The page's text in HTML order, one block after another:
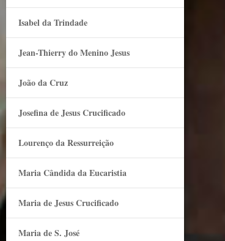
Isabel da Trindade
Jean-Thierry do Menino Jesus
João da Cruz
Josefina de Jesus Crucificado
Lourenço da Ressurreição
Maria Cândida da Eucaristia
Maria de Jesus Crucificado
Maria de S. José